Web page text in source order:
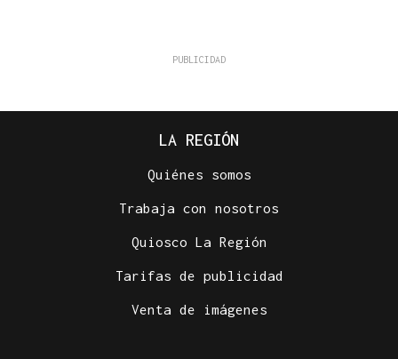
LA REGIÓN
Quiénes somos
Trabaja con nosotros
Quiosco La Región
Tarifas de publicidad
Venta de imágenes